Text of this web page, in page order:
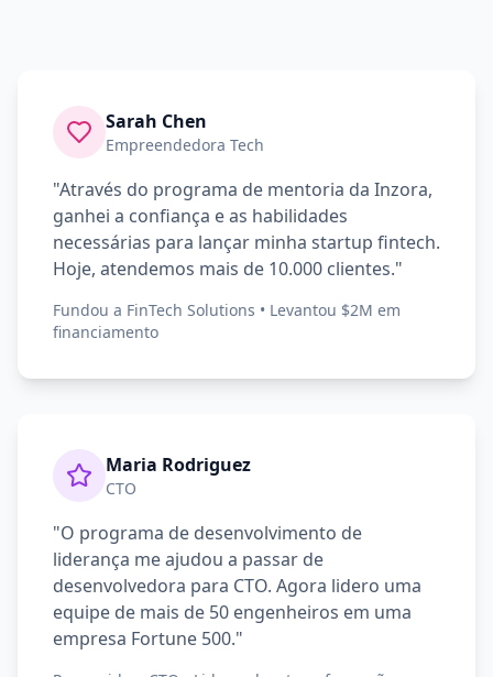
Sarah Chen
Empreendedora Tech
"Através do programa de mentoria da Inzora,
ganhei a confiança e as habilidades
necessárias para lançar minha startup fintech.
Hoje, atendemos mais de 10.000 clientes."
Fundou a FinTech Solutions • Levantou $2M em
financiamento
Maria Rodriguez
CTO
"O programa de desenvolvimento de
liderança me ajudou a passar de
desenvolvedora para CTO. Agora lidero uma
equipe de mais de 50 engenheiros em uma
empresa Fortune 500."